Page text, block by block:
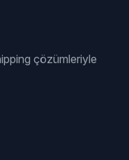
çözümleriyle